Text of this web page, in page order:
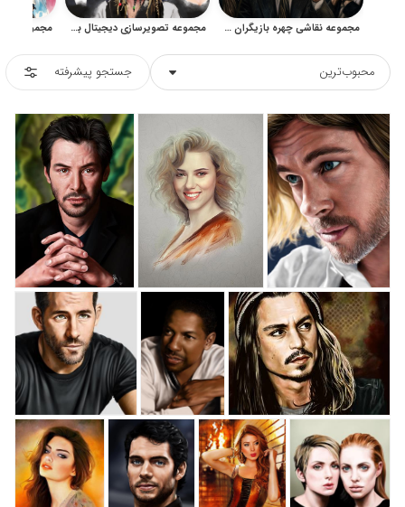
مجموعه نقاشی چهره بازیگران ایرانی برای طراحی و چاپ مجموعه تصویرسازی دیجیتال بازیگران و سلبریتی‌های هالیوود
محبوب‌ترین جستجو پیشرفته